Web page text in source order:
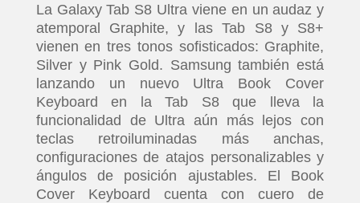
La Galaxy Tab S8 Ultra viene en un audaz y
atemporal Graphite, y las Tab S8 y S8+
vienen en tres tonos sofisticados: Graphite,
Silver y Pink Gold. Samsung también está
lanzando un nuevo Ultra Book Cover
Keyboard en la Tab S8 que lleva la
funcionalidad de Ultra aún más lejos con
teclas retroiluminadas más anchas,
configuraciones de atajos personalizables y
ángulos de posición ajustables. El Book
Cover Keyboard cuenta con cuero de